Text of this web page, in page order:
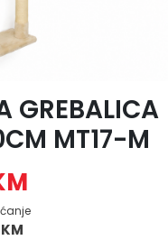
GREBALICA
MT17-M